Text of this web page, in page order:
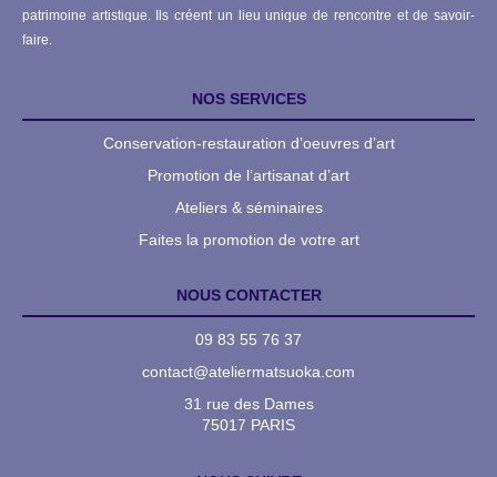
patrimoine artistique. Ils créent un lieu unique de rencontre et de savoir-
faire.
NOS SERVICES
Conservation-restauration d’oeuvres d’art
Promotion de l’artisanat d’art
Ateliers & séminaires
Faites la promotion de votre art
NOUS CONTACTER
09 83 55 76 37
contact@ateliermatsuoka.com
31 rue des Dames
75017 PARIS